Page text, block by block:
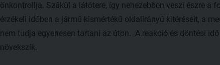
önkontrollja. Szűkül a látótere, így nehezebben veszi észre a
érzékeli időben a jármű kismértékű oldalirányú kitéréseit, a
nem tudja egyenesen tartani az úton. A reakció és döntési
növekszik.